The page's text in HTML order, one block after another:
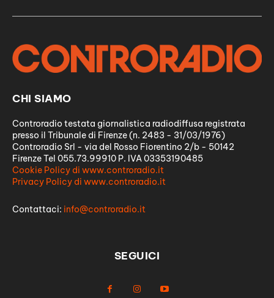
CHI SIAMO
Controradio testata giornalistica radiodiffusa registrata
presso il Tribunale di Firenze (n. 2483 - 31/03/1976)
Controradio Srl - via del Rosso Fiorentino 2/b - 50142
Firenze Tel 055.73.99910 P. IVA 03353190485
Cookie Policy di www.controradio.it
Privacy Policy di www.controradio.it
Contattaci: info@controradio.it
SEGUICI